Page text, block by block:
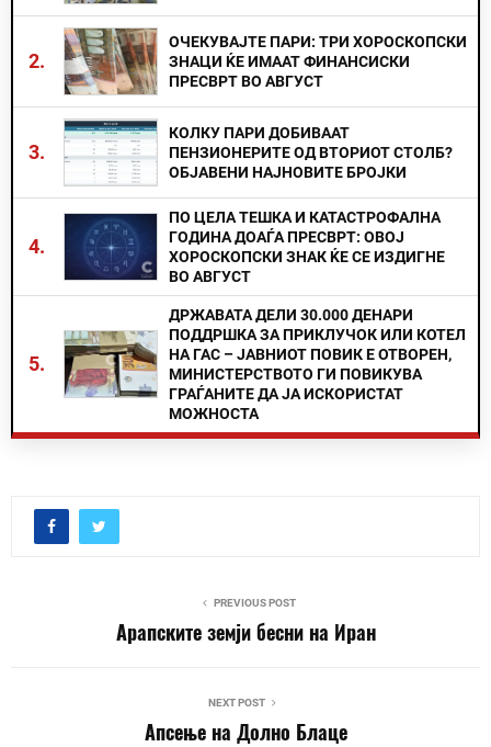
2.
ОЧЕКУВАЈТЕ ПАРИ: ТРИ ХОРОСКОПСКИ
ЗНАЦИ ЌЕ ИМААТ ФИНАНСИСКИ
ПРЕСВРТ ВО АВГУСТ
3.
КОЛКУ ПАРИ ДОБИВААТ
ПЕНЗИОНЕРИТЕ ОД ВТОРИОТ СТОЛБ?
ОБЈАВЕНИ НАЈНОВИТЕ БРОЈКИ
4.
ПО ЦЕЛА ТЕШКА И КАТАСТРОФАЛНА
ГОДИНА ДОАЃА ПРЕСВРТ: ОВОЈ
ХОРОСКОПСКИ ЗНАК ЌЕ СЕ ИЗДИГНЕ
ВО АВГУСТ
5.
ДРЖАВАТА ДЕЛИ 30.000 ДЕНАРИ
ПОДДРШКА ЗА ПРИКЛУЧОК ИЛИ КОТЕЛ
НА ГАС – ЈАВНИОТ ПОВИК Е ОТВОРЕН,
МИНИСТЕРСТВОТО ГИ ПОВИКУВА
ГРАЃАНИТЕ ДА ЈА ИСКОРИСТАТ
МОЖНОСТА
PREVIOUS POST
Арапските земји бесни на Иран
NEXT POST
Апсење на Долно Блаце